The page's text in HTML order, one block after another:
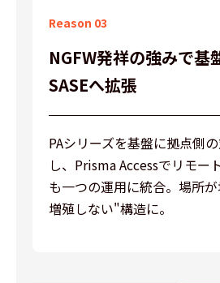
Palo Alto
製品紹介
イベント
コラム
Reason 03
NGFW発祥の強みで基
SASEへ拡張
PAシリーズを基盤に拠点側
し、Prisma Accessでリモー
も一つの運用に統合。場所
増殖しない"構造に。